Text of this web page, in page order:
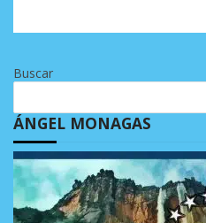
Buscar
ÁNGEL MONAGAS